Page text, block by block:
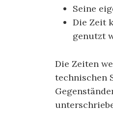
Seine
Die Zeit
genutzt
Die Zeiten
technischen